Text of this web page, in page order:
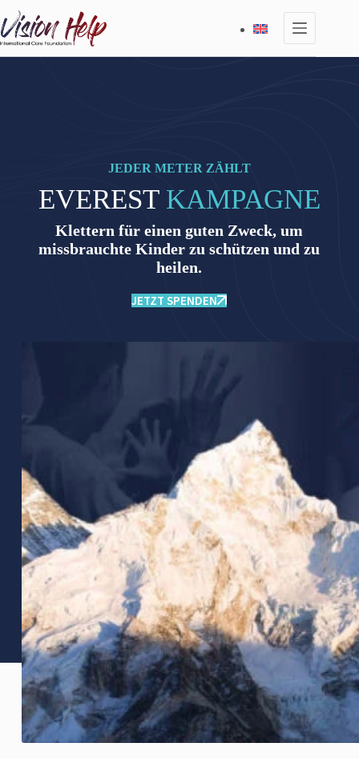
Inhalt
springen
JEDER METER ZÄHLT
EVEREST KAMPAGNE
Klettern für einen guten Zweck, um
missbrauchte Kinder zu schützen und zu
heilen.
JETZT SPENDEN